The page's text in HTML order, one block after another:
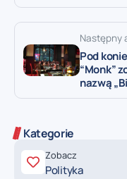
Następny
Pod
“Monk”
nazwą
Kategorie
Zobacz
Polityka